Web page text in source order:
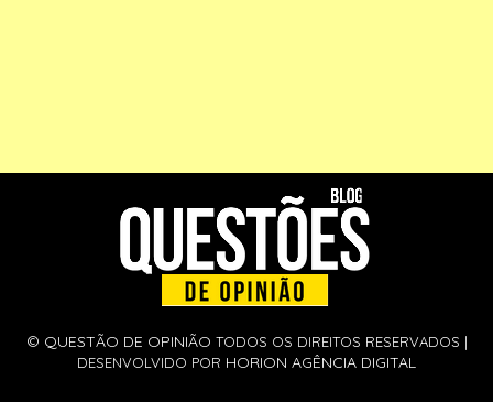
© QUESTÃO DE OPINIÃO TODOS OS DIREITOS RESERVADOS |
DESENVOLVIDO POR HORION AGÊNCIA DIGITAL